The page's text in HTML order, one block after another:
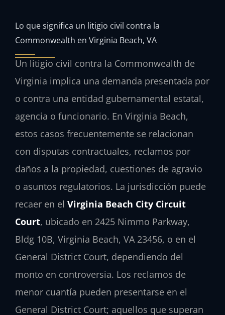
Lo que significa un litigio civil contra la
Commonwealth en Virginia Beach, VA
Un litigio civil contra la Commonwealth de
Virginia implica una demanda presentada por
o contra una entidad gubernamental estatal,
agencia o funcionario. En Virginia Beach,
estos casos frecuentemente se relacionan
con disputas contractuales, reclamos por
daños a la propiedad, cuestiones de agravio
o asuntos regulatorios. La jurisdicción puede
recaer en el Virginia Beach City Circuit
Court, ubicado en 2425 Nimmo Parkway,
Bldg 10B, Virginia Beach, VA 23456, o en el
General District Court, dependiendo del
monto en controversia. Los reclamos de
menor cuantía pueden presentarse en el
General District Court; aquellos que superan